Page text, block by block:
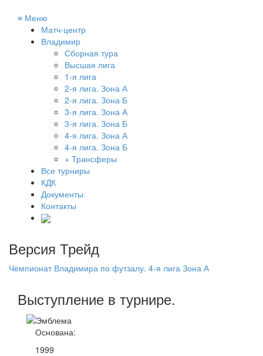
≡ Меню
Матч-центр
Владимир
Сборная тура
Высшая лига
1-я лига
2-я лига. Зона А
2-я лига. Зона Б
3-я лига. Зона А
3-я лига. Зона Б
4-я лига. Зона А
4-я лига. Зона Б
+ Трансферы
Все турниры
КДК
Документы
Контакты
Версия Трейд
Чемпионат Владимира по футзалу. 4-я лига Зона А
Выступление в турнире.
Основана:
1999